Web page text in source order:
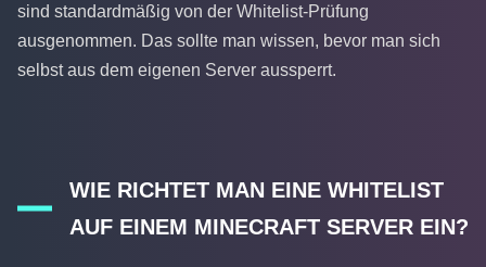
sind standardmäßig von der Whitelist-Prüfung
ausgenommen. Das sollte man wissen, bevor man sich
selbst aus dem eigenen Server aussperrt.
WIE RICHTET MAN EINE WHITELIST
AUF EINEM MINECRAFT SERVER EIN?